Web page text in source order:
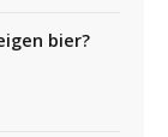
bier?